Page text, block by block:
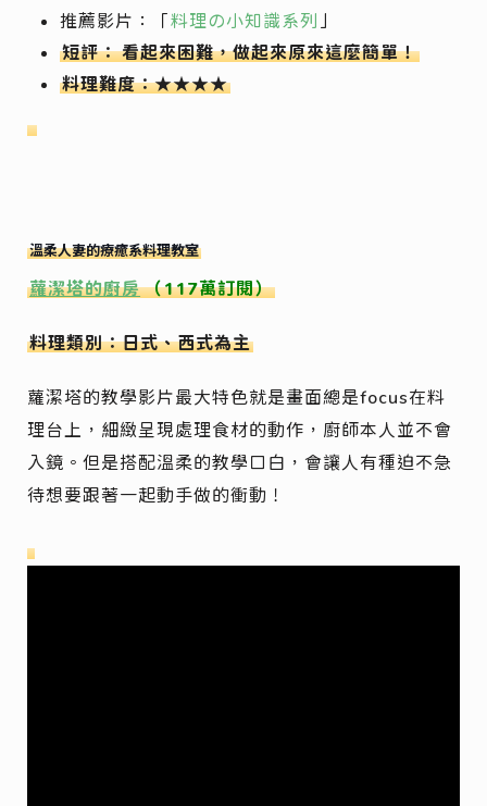
推薦影片：「料理の小知識系列 」
短評： 看起來困難，做起來原來這麼簡單！
料理難度：★★★★
溫柔人妻的療癒系料理教室
蘿潔塔的廚房 （117萬訂閱）
料理類別：日式、西式為主
蘿潔塔的教學影片最大特色就是畫面總是focus在料
理台上，細緻呈現處理食材的動作，廚師本人並不會
入鏡。但是搭配溫柔的教學口白，會讓人有種迫不急
待想要跟著一起動手做的衝動！